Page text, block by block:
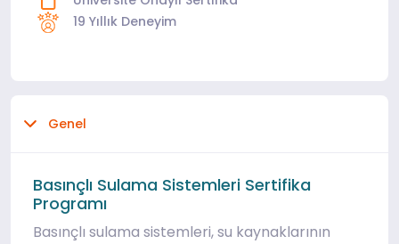
19 Yıllık Deneyim
Genel
Basınçlı Sulama Sistemleri Sertifika
Programı
Basınçlı sulama sistemleri, su kaynaklarının